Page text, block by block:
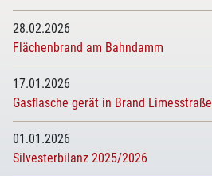
28.02.2026
Flächenbrand am Bahndamm
17.01.2026
Gasflasche gerät in Brand Limesstraße
01.01.2026
Silvesterbilanz 2025/2026